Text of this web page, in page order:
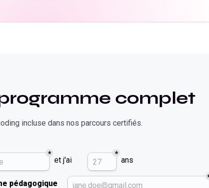
complet
incluse dans nos parcours certifiés.